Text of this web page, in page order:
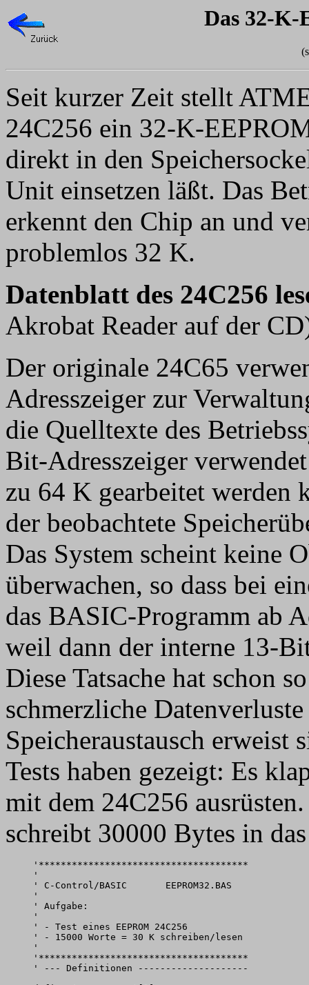
Das 32-K-
Seit kurzer Zeit stellt
24C256 ein 32-K-
direkt in den
Unit einsetzen läßt. Das
erkennt den Chip an und
problemlos 32 K.
Datenblatt des 24C256
Akrobat Reader auf der
Der originale 24C65
Adresszeiger zur
die Quelltexte des
Bit-Adresszeiger
zu 64 K gearbeitet werden
der beobachtete
Das System scheint keine
überwachen, so dass bei
das BASIC-Programm ab
weil dann der interne 13-
Diese Tatsache hat schon
schmerzliche
Speicheraustausch
Tests haben gezeigt: Es
mit dem 24C256
schreibt 30000 Bytes in
'**************************************
'
' C-Control/BASIC       EEPROM32.BAS
'
' Aufgabe:
'
' - Test eines EEPROM 24C256
' - 15000 Worte = 30 K schreiben/lesen
'
'**************************************
' --- Definitionen --------------------